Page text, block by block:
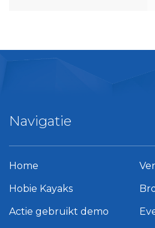
Navigatie
Home
Hobie Kayaks
Actie gebruikt demo